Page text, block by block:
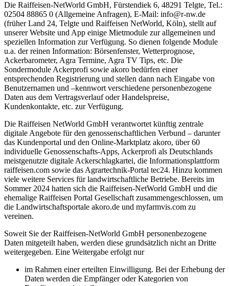
Die Raiffeisen-NetWorld GmbH, Fürstendiek 6, 48291 Telgte, Tel.:
02504 88865 0 (Allgemeine Anfragen), E-Mail: info@r-nw.de
(früher Land 24, Telgte und Raiffeisen NetWorld, Köln), stellt auf
unserer Website und App einige Mietmodule zur allgemeinen und
speziellen Information zur Verfügung. So dienen folgende Module
u.a. der reinen Information: Börsenfenster, Wetterprognose,
Ackerbarometer, Agra Termine, Agra TV Tips, etc. Die
Sondermodule Ackerprofi sowie akoro bedürfen einer
entsprechenden Registrierung und stellen dann nach Eingabe von
Benutzernamen und –kennwort verschiedene personenbezogene
Daten aus dem Vertragsverlauf oder Handelspreise,
Kundenkontakte, etc. zur Verfügung.
Die Raiffeisen NetWorld GmbH verantwortet künftig zentrale
digitale Angebote für den genossenschaftlichen Verbund – darunter
das Kundenportal und den Online-Marktplatz akoro, über 60
individuelle Genossenschafts-Apps, Ackerprofi als Deutschlands
meistgenutzte digitale Ackerschlagkartei, die Informationsplattform
raiffeisen.com sowie das Agrartechnik-Portal tec24. Hinzu kommen
viele weitere Services für landwirtschaftliche Betriebe. Bereits im
Sommer 2024 hatten sich die Raiffeisen-NetWorld GmbH und die
ehemalige Raiffeisen Portal Gesellschaft zusammengeschlossen, um
die Landwirtschaftsportale akoro.de und myfarmvis.com zu
vereinen.
Soweit Sie der Raiffeisen-NetWorld GmbH personenbezogene
Daten mitgeteilt haben, werden diese grundsätzlich nicht an Dritte
weitergegeben. Eine Weitergabe erfolgt nur
im Rahmen einer erteilten Einwilligung. Bei der Erhebung der
Daten werden die Empfänger oder Kategorien von